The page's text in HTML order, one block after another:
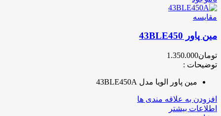
مقایسه
مین پاور 43BLE450
تومان1.350.000
توضیحات :
مین پاور الویا مدل 43BLE450A
افزودن به علاقه مندی ها
اطلاعات بیشتر